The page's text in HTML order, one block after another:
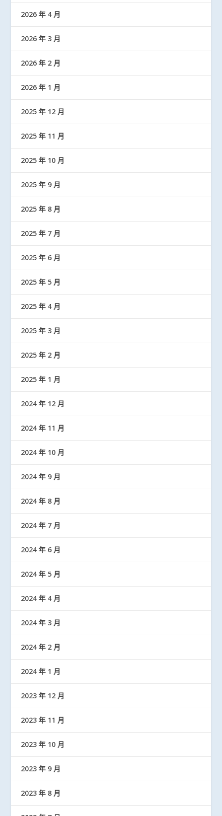
2026 年 4 月
2026 年 3 月
2026 年 2 月
2026 年 1 月
2025 年 12 月
2025 年 11 月
2025 年 10 月
2025 年 9 月
2025 年 8 月
2025 年 7 月
2025 年 6 月
2025 年 5 月
2025 年 4 月
2025 年 3 月
2025 年 2 月
2025 年 1 月
2024 年 12 月
2024 年 11 月
2024 年 10 月
2024 年 9 月
2024 年 8 月
2024 年 7 月
2024 年 6 月
2024 年 5 月
2024 年 4 月
2024 年 3 月
2024 年 2 月
2024 年 1 月
2023 年 12 月
2023 年 11 月
2023 年 10 月
2023 年 9 月
2023 年 8 月